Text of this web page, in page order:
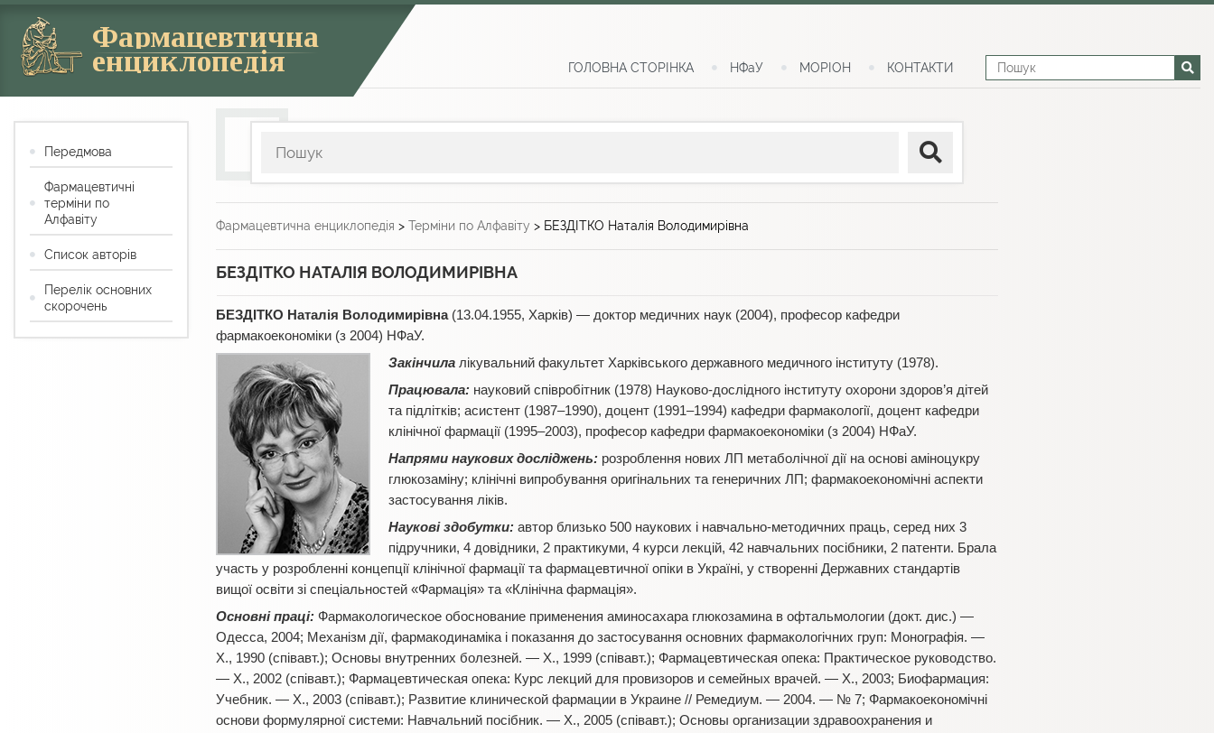
Фармацевтична
енциклопедія ГОЛОВНА СТОРІНКА НФаУ МОРІОН КОНТАКТИ
Фармацевтична енциклопедія > Терміни по Алфавіту > БЕЗДІТКО Наталія Володимирівна
БЕЗДІТКО НАТАЛІЯ ВОЛОДИМИРІВНА
БЕЗДІТКО Наталія Володимирівна(13.04.1955, Харків) — доктор медичних наук (2004), професор кафедри
фармакоекономіки (з 2004) НФаУ.
Закінчила лікувальний факультет Харківського державного медичного інституту (1978).
Працювала: науковий співробітник (1978) Науково-дослідного інституту охорони здоров’я дітей
та підлітків; асистент (1987–1990), доцент (1991–1994) кафедри фармакології, доцент кафедри
клінічної фармації (1995–2003), професор кафедри фармакоекономіки (з 2004) НФаУ.
Напрями наукових досліджень: розроблення нових ЛП метаболічної дії на основі аміноцукру
глюкозаміну; клінічні випробування оригінальних та генеричних ЛП; фармакоекономічні аспекти
застосування ліків.
Наукові здобутки: автор близько 500 наукових і навчально-методичних праць, серед них 3
підручники, 4 довідники, 2 практикуми, 4 курси лекцій, 42 навчальних посібники, 2 патенти. Брала
участь у розробленні концепції клінічної фармації та фармацевтичної опіки в Україні, у створенні Державних стандартів
вищої освіти зі спеціальностей «Фармація» та «Клінічна фармація».
Основні праці: Фармакологическое обоснование применения аминосахара глюкозамина в офтальмологии (докт. дис.) —
Одесса, 2004; Механiзм дiї, фармакодинамiка i показання до застосування основних фармакологiчних груп: Монографія. —
Х., 1990 (співавт.); Основы внутренних болезней. — Х., 1999 (співавт.); Фармацевтическая опека: Практическое руководство.
— Х., 2002 (співавт.); Фармацевтическая опека: Курс лекций для провизоров и семейных врачей. — Х., 2003; Биофармация:
Учебник. — Х., 2003 (співавт.); Развитие клинической фармации в Украине // Ремедиум. — 2004. — № 7; Фармакоекономічні
основи формулярної системи: Навчальний посібник. — Х., 2005 (співавт.); Основы организации здравоохранения и
Передмова
Фармацевтичні
терміни по
Алфавіту
Список авторів
Перелік основних
скорочень